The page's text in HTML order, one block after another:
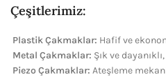
Çeşitlerimiz:
Plastik Çakmaklar: Hafif ve
Metal Çakmaklar: Şık ve
Piezo Çakmaklar: Ateşleme